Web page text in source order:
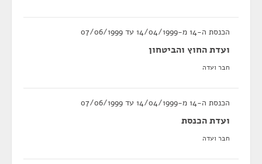
הכנסת ה-14 מ-14/04/1999 עד 07/06/1999
ועדת החוץ והביטחון
חבר ועדה
הכנסת ה-14 מ-14/04/1999 עד 07/06/1999
ועדת הכנסת
חבר ועדה